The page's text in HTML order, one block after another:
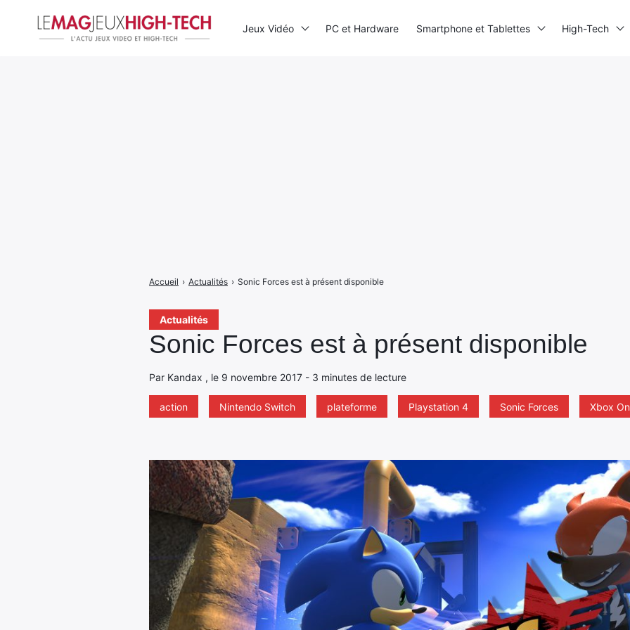
Actualités
Sonic Forces est à présent disponible
Par Kandax , le 9 novembre 2017 - 3 minutes de lecture
action Nintendo Switch plateforme Playstation 4 Sonic Forces Xbox
Accueil › Actualités › Sonic Forces est à présent disponible
Jeux Vidéo PC et Hardware Smartphone et Tablettes High-Tech